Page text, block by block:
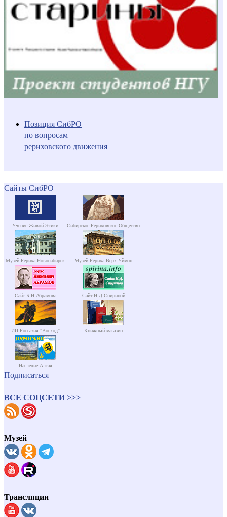
Позиция СибРО
по вопросам
рериховского движения
Сайты СибРО
Учение Живой Этики Сибирское Рериховское Общество
Музей Рериха Новосибирск Музей Рериха Верх-Уймон
Сайт Б.Н.Абрамова Сайт Н.Д.Спириной
ИЦ Россазия "Восход" Книжный магазин
Наследие Алтая
Подписаться
ВСЕ СОЦСЕТИ >>>
Музей
Трансляции